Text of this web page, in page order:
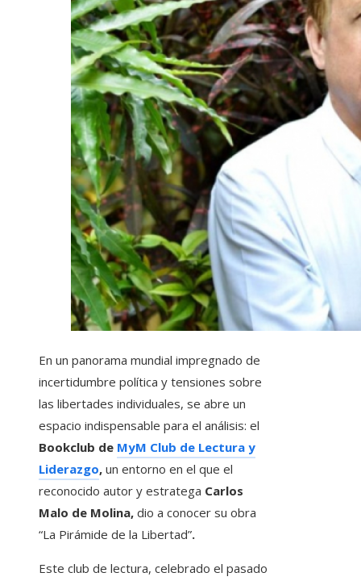
En un panorama mundial impregnado de
incertidumbre política y tensiones sobre
las libertades individuales, se abre un
espacio indispensable para el análisis: el
Bookclub de MyM Club de Lectura y
Liderazgo, un entorno en el que el
reconocido autor y estratega Carlos
Malo de Molina, dio a conocer su obra
“La Pirámide de la Libertad”.
Este club de lectura, celebrado el pasado